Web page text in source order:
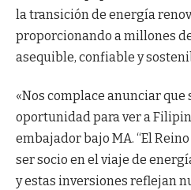
la transición de energía
proporcionando a millones
asequible, confiable y
«Nos complace anunciar que
oportunidad para ver a
embajador bajo MA. “El
ser socio en el viaje de
y estas inversiones reflejan